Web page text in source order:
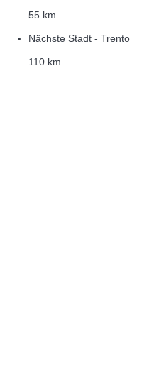
55 km
Nächste Stadt - Trento
110 km